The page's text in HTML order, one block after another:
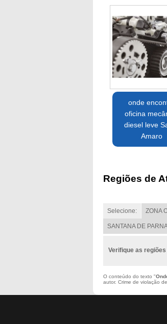
onde
oficina
diesel leve
Amaro
Regiões de
Selecione: ZONA
SANTANA DE
Verifique as
O conteúdo do texto "
autor. Crime de violação